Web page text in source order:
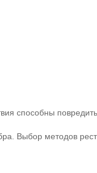
способны
Выбор методов